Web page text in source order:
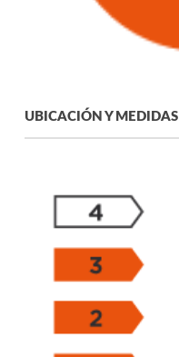
UBICACIÓN Y MEDIDAS